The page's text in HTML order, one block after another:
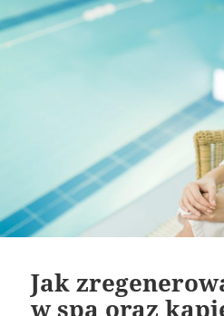
Jak
w spa oraz